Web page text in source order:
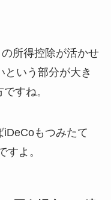
所得控除が活かせ
という部分が大き
すね。
もつみたて
すよ。